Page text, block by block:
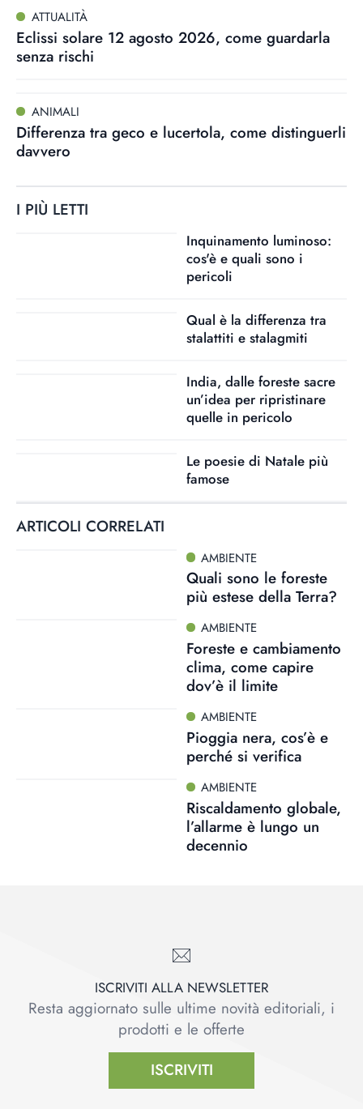
ATTUALITÀ
Eclissi solare 12 agosto 2026, come guardarla
senza rischi
ANIMALI
Differenza tra geco e lucertola, come distinguerli
davvero
I PIÙ LETTI
Inquinamento luminoso:
cos'è e quali sono i
pericoli
Qual è la differenza tra
stalattiti e stalagmiti
India, dalle foreste sacre
un’idea per ripristinare
quelle in pericolo
Le poesie di Natale più
famose
ARTICOLI CORRELATI
AMBIENTE
Quali sono le foreste
più estese della Terra?
AMBIENTE
Foreste e cambiamento
clima, come capire
dov’è il limite
AMBIENTE
Pioggia nera, cos’è e
perché si verifica
AMBIENTE
Riscaldamento globale,
l’allarme è lungo un
decennio
ISCRIVITI ALLA NEWSLETTER
Resta aggiornato sulle ultime novità editoriali, i
prodotti e le offerte
ISCRIVITI